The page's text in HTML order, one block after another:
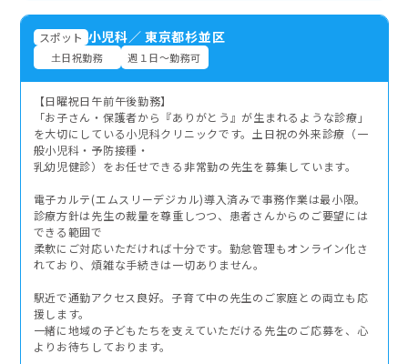
スポット 小児科／東京都杉並区
土日祝勤務 週１日～勤務可
【日曜祝日午前午後勤務】
「お子さん・保護者から『ありがとう』が生まれるような診療」
を大切にしている小児科クリニックです。土日祝の外来診療（一
般小児科・予防接種・
乳幼児健診）をお任せできる非常勤の先生を募集しています。
電子カルテ(エムスリーデジカル)導入済みで事務作業は最小限。
診療方針は先生の裁量を尊重しつつ、患者さんからのご要望には
できる範囲で
柔軟にご対応いただければ十分です。勤怠管理もオンライン化さ
れており、煩雑な手続きは一切ありません。
駅近で通勤アクセス良好。子育て中の先生のご家庭との両立も応
援します。
一緒に地域の子どもたちを支えていただける先生のご応募を、心
よりお待ちしております。